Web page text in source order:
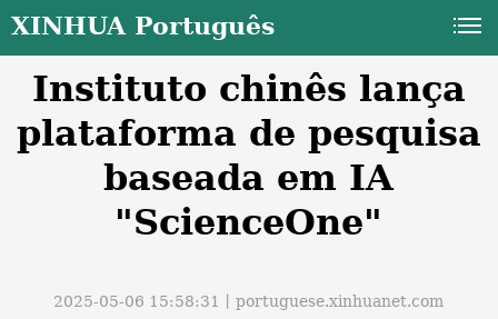
XINHUA Português
Instituto chinês lança
plataforma de pesquisa
baseada em IA
"ScienceOne"
2025-05-06 15:58:31丨portuguese.xinhuanet.com